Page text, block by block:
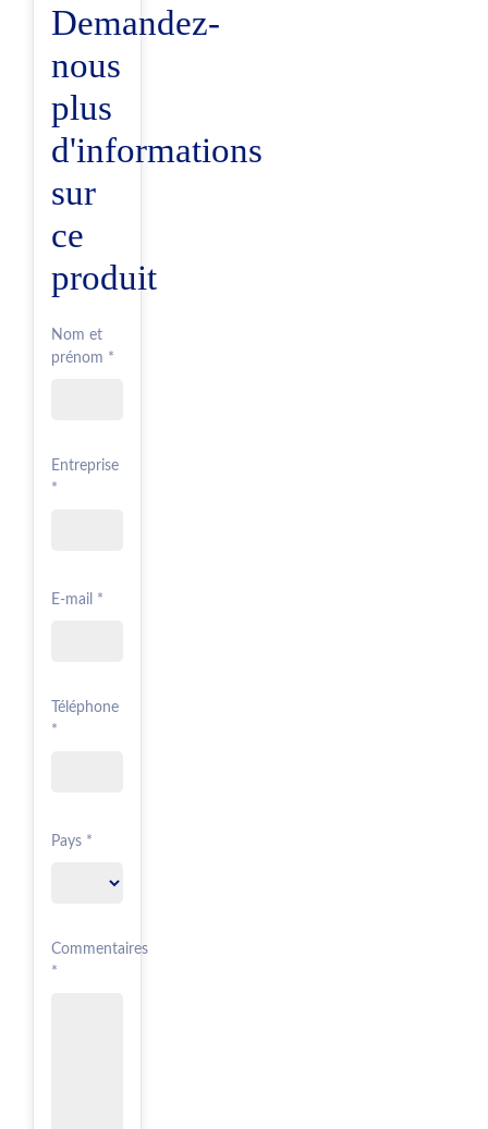
Demandez-
nous
plus
d'informations
sur
ce
produit
Nom et
prénom *
Entreprise
*
E-mail *
Téléphone
*
Pays *
Commentaires
*